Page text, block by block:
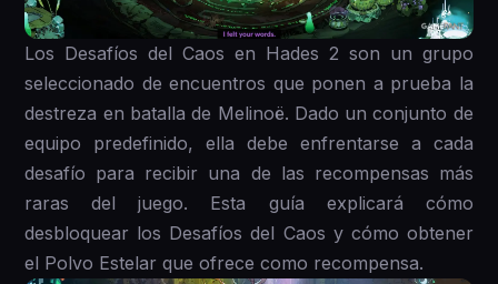
Los Desafíos del Caos en Hades 2 son un grupo
seleccionado de encuentros que ponen a prueba la
destreza en batalla de Melinoë. Dado un conjunto de
equipo predefinido, ella debe enfrentarse a cada
desafío para recibir una de las recompensas más
raras del juego. Esta guía explicará cómo
desbloquear los Desafíos del Caos y cómo obtener
el Polvo Estelar que ofrece como recompensa.